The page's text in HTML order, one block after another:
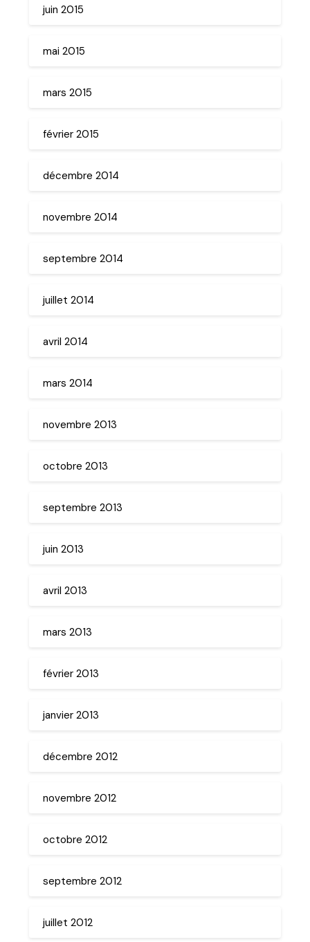
juin 2015
mai 2015
mars 2015
février 2015
décembre 2014
novembre 2014
septembre 2014
juillet 2014
avril 2014
mars 2014
novembre 2013
octobre 2013
septembre 2013
juin 2013
avril 2013
mars 2013
février 2013
janvier 2013
décembre 2012
novembre 2012
octobre 2012
septembre 2012
juillet 2012